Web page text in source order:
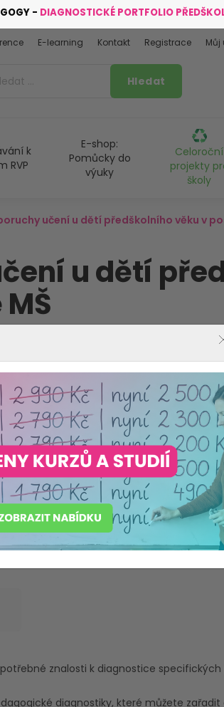
- DIAGNOSTICKÉ PORTFOLIO
k
RVP
E-shop:
Pomůcky do
výuky
Celoroční
projekty
školy
E-learning Kontakt Registrace Můj
učení u dětí předškolního věku v
u dětí
potřeby
znalosti k diagnostice
diagnostiky, které můžete